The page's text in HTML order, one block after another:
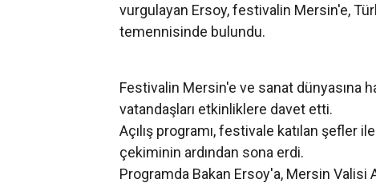
vurgulayan Ersoy, festivalin Mersin'e,
temennisinde bulundu.
Festivalin Mersin'e ve sanat dünyasına
vatandaşları etkinliklere davet etti.
Açılış programı, festivale katılan şefler
çekiminin ardından sona erdi.
Programda Bakan Ersoy'a, Mersin